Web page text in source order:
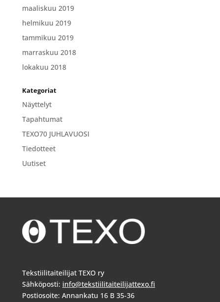
maaliskuu 2019
helmikuu 2019
tammikuu 2019
marraskuu 2018
lokakuu 2018
Kategoriat
Näyttelyt
Tapahtumat
TEXO70 JUHLAVUOSI
Tiedotteet
Uutiset
Tekstiilitaiteilijat TEXO ry
Sähköposti: info@tekstiilitaiteilijattexo.fi
Postiosoite: Annankatu 16 B 35-36